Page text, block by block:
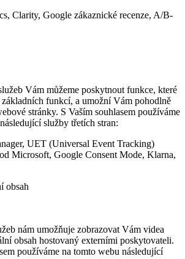
Clarity, Google zákaznické recenze, A/B-
Vám můžeme poskytnout funkce, které
základních funkcí, a umožní Vám pohodlně
stránky. S Vaším souhlasem používáme
služby třetích stran:
UET (Universal Event Tracking)
Microsoft, Google Consent Mode, Klarna,
obsah
nám umožňuje zobrazovat Vám videa
obsah hostovaný externími poskytovateli.
používáme na tomto webu následující